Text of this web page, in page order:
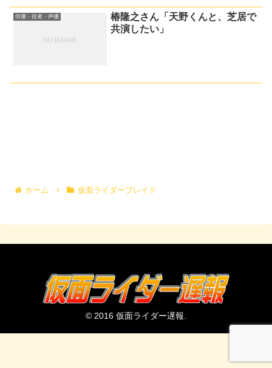
俳優・役者・声優
椿隆之さん「天野くんと、芝居で
共演したい」
ホーム 仮面ライダーブレイド
© 2016 仮面ライダー遅報.